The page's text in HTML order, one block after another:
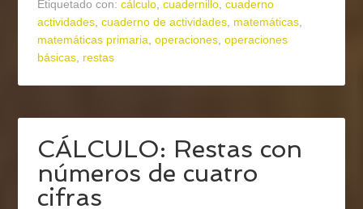
Etiquetado con:cálculo,cuadernillo,cuaderno
actividades,cuaderno de actividades, matemáticas,
matemáticas primaria,operaciones,operaciones
básicas, restas
CÁLCULO: Restas con
números de cuatro
cifras